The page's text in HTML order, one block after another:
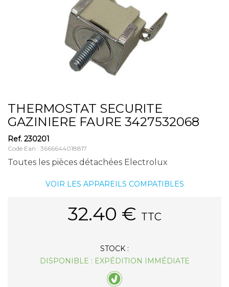
THERMOSTAT SECURITE
GAZINIERE FAURE 3427532068
Ref. 230201
Code Ean : 3666644018817
Toutes les pièces détachées Electrolux
VOIR LES APPAREILS COMPATIBLES
32.40 € TTC
STOCK :
DISPONIBLE : EXPÉDITION IMMÉDIATE